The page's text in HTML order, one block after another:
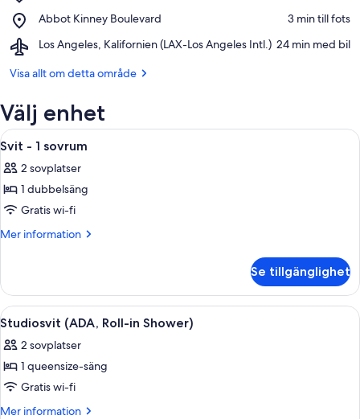
Beach
Abbot Kinney Boulevard
Place,
Kinney
‪3 min till fots‬
Los Angeles, Kalifornien (LAX-Los Angeles Intl.)
Airport,
Angeles,
Los
Angeles
Intl.)
‪24 min med bil‬
Visa allt om detta område
Välj enhet
Öppna
alla
foton
för
Svit
-
Ett modernt sovrum med en säng,
5
Svit - 1 sovrum
2 sovplatser
1 dubbelsäng
Gratis wi-fi
Mer information
Mer
-
sovrum
Se tillgänglighet
Öppna
alla
foton
för
Studiosvit
(ADA,
Ett sovrum med en tegelvägg, en
5
Studiosvit (ADA, Roll-in Shower)
2 sovplatser
1 queensize-säng
Gratis wi-fi
Mer information
Mer